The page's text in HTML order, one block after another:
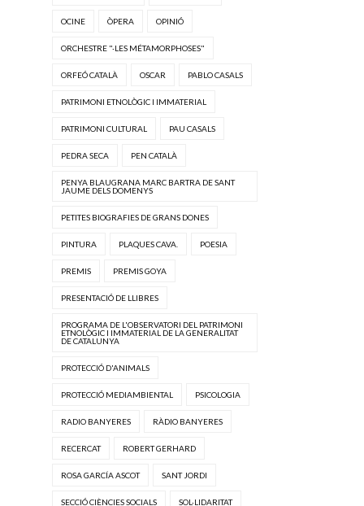
OCINE ÒPERA OPINIÓ
ORCHESTRE "·LES MÉTAMORPHOSES"
ORFEÓ CATALÀ OSCAR PABLO CASALS
PATRIMONI ETNOLÒGIC I IMMATERIAL
PATRIMONI CULTURAL PAU CASALS
PEDRA SECA PEN CATALÀ
PENYA BLAUGRANA MARC BARTRA DE SANT
JAUME DELS DOMENYS
PETITES BIOGRAFIES DE GRANS DONES
PINTURA PLAQUES CAVA. POESIA
PREMIS PREMIS GOYA
PRESENTACIÓ DE LLIBRES
PROGRAMA DE L'OBSERVATORI DEL PATRIMONI
ETNOLÒGIC I IMMATERIAL DE LA GENERALITAT
DE CATALUNYA
PROTECCIÓ D'ANIMALS
PROTECCIÓ MEDIAMBIENTAL PSICOLOGIA
RADIO BANYERES RÀDIO BANYERES
RECERCAT ROBERT GERHARD
ROSA GARCÍA ASCOT SANT JORDI
SECCIÓ CIÈNCIES SOCIALS SOL·LIDARITAT